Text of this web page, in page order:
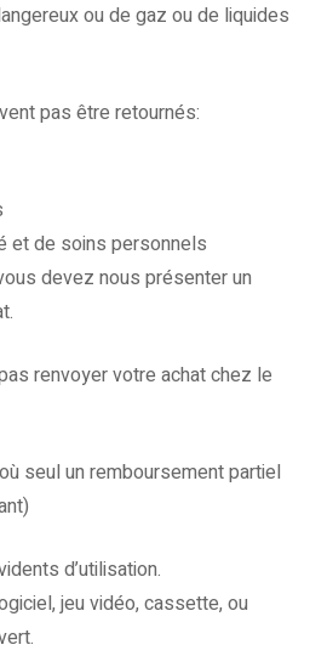
ou de gaz ou de liquides
pas être retournés:
et de soins personnels
devez nous présenter un
renvoyer votre achat chez le
seul un remboursement partiel
d’utilisation.
jeu vidéo, cassette, ou